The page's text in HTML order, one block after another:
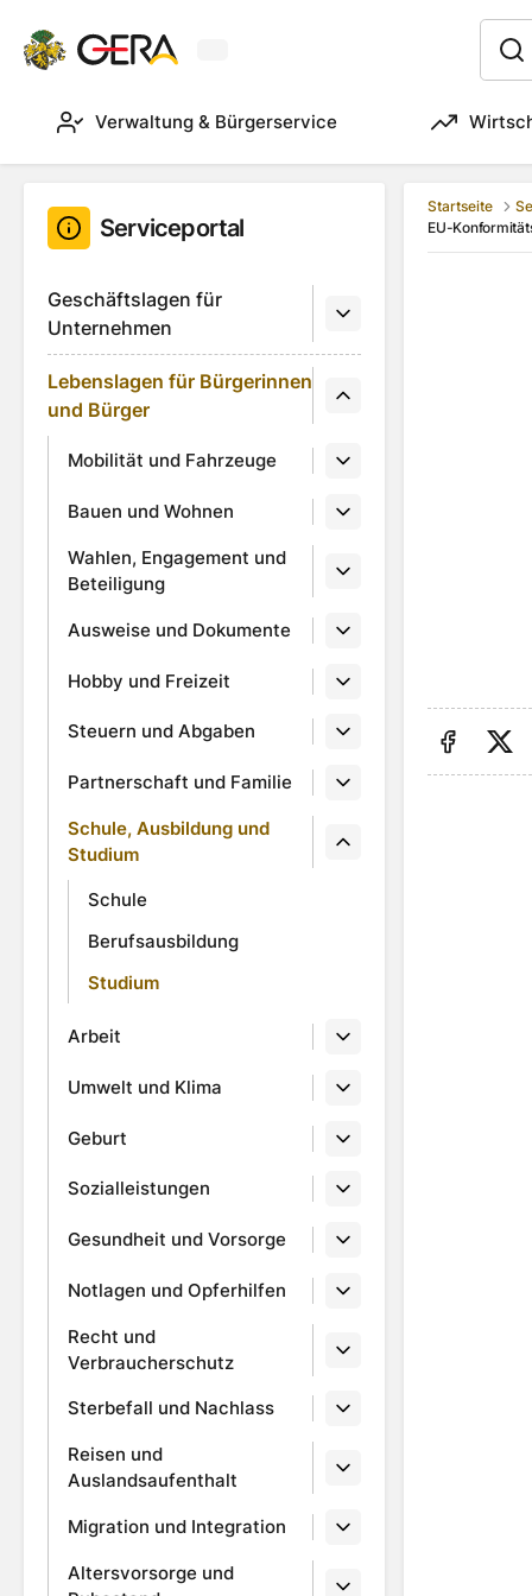
Verwaltung & Bürgerservice
Serviceportal
Geschäftslagen für
Unternehmen
Lebenslagen für Bürgerinnen
und Bürger
Mobilität und Fahrzeuge
Bauen und Wohnen
Wahlen, Engagement und
Beteiligung
Ausweise und Dokumente
Hobby und Freizeit
Steuern und Abgaben
Partnerschaft und Familie
Schule, Ausbildung und
Studium
Schule
Berufsausbildung
Studium
Arbeit
Umwelt und Klima
Geburt
Sozialleistungen
Gesundheit und Vorsorge
Notlagen und Opferhilfen
Recht und
Verbraucherschutz
Sterbefall und Nachlass
Reisen und
Auslandsaufenthalt
Migration und Integration
Altersvorsorge und
Startseite
EU-
Auf